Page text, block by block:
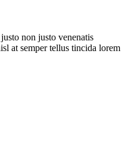
non justo venenatis
at semper tellus tincida lorem